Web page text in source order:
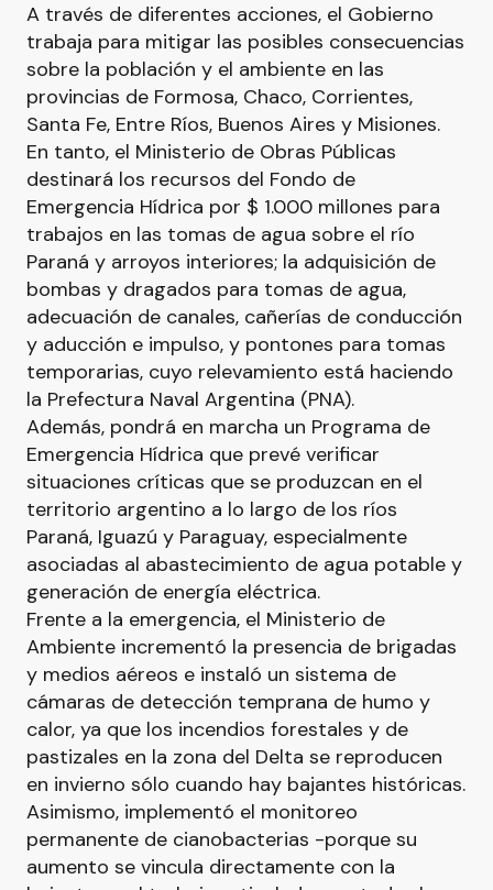
A través de diferentes acciones, el Gobierno
trabaja para mitigar las posibles consecuencias
sobre la población y el ambiente en las
provincias de Formosa, Chaco, Corrientes,
Santa Fe, Entre Ríos, Buenos Aires y Misiones.
En tanto, el Ministerio de Obras Públicas
destinará los recursos del Fondo de
Emergencia Hídrica por $ 1.000 millones para
trabajos en las tomas de agua sobre el río
Paraná y arroyos interiores; la adquisición de
bombas y dragados para tomas de agua,
adecuación de canales, cañerías de conducción
y aducción e impulso, y pontones para tomas
temporarias, cuyo relevamiento está haciendo
la Prefectura Naval Argentina (PNA).
Además, pondrá en marcha un Programa de
Emergencia Hídrica que prevé verificar
situaciones críticas que se produzcan en el
territorio argentino a lo largo de los ríos
Paraná, Iguazú y Paraguay, especialmente
asociadas al abastecimiento de agua potable y
generación de energía eléctrica.
Frente a la emergencia, el Ministerio de
Ambiente incrementó la presencia de brigadas
y medios aéreos e instaló un sistema de
cámaras de detección temprana de humo y
calor, ya que los incendios forestales y de
pastizales en la zona del Delta se reproducen
en invierno sólo cuando hay bajantes históricas.
Asimismo, implementó el monitoreo
permanente de cianobacterias -porque su
aumento se vincula directamente con la